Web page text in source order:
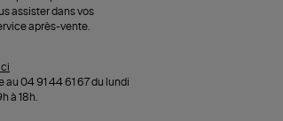
assister dans vos
après-vente.
au 04 91 44 61 67 du lundi
à 18h.